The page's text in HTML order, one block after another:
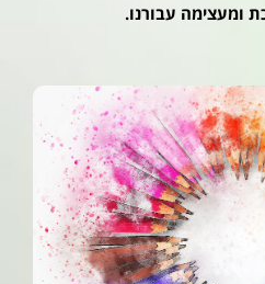
ומעצימה עבורנו.